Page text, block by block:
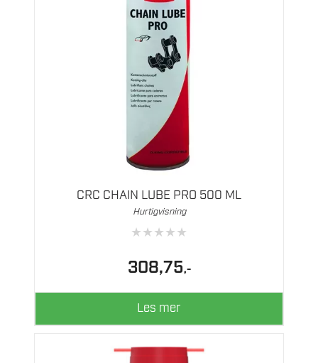
CRC CHAIN LUBE PRO 500 ML
Hurtigvisning
★★★★★
308,75,-
Les mer